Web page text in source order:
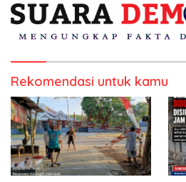
Rekomendasi untuk kamu